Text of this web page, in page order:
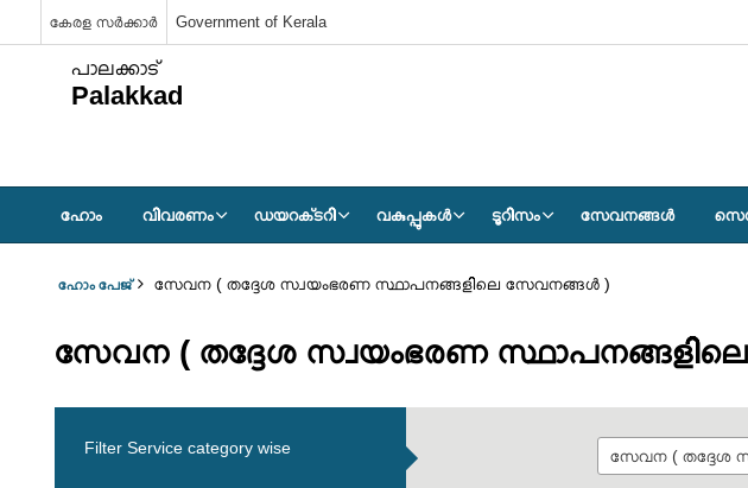
കേരള സർക്കാർ Government of Kerala
പാലക്കാട്
Palakkad
ഹോം വിവരണം ഡയറക്‌ടറി വകുപ്പുകള്‍ ടൂറിസം സേവനങ്ങള്‍
ഹോം പേജ് സേവന ( തദ്ദേശ സ്വയംഭരണ സ്ഥാപനങ്ങളിലെ സേവനങ്ങൾ )
സേവന ( തദ്ദേശ സ്വയംഭരണ
Filter Service category wise